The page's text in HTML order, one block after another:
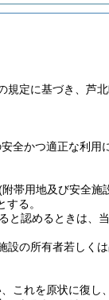
規定に基づき、芦
全かつ適正な利用
附帯用地及び安全施
する。
と認めるときは、
設の所有者若しく
これを原状に復し